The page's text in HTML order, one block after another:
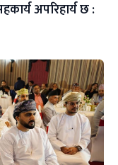
अपरिहार्य छ :